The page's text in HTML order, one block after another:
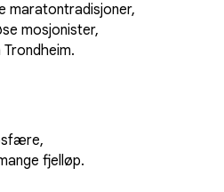
maratontradisjoner,
mosjonister,
fjelløp.